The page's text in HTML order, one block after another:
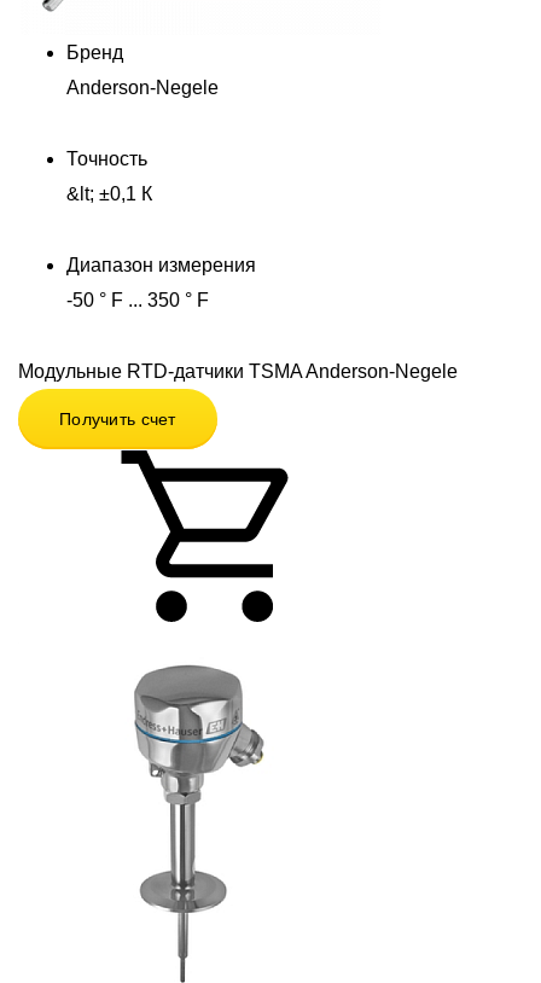
Бренд
Anderson-Negele
Точность
&lt; ±0,1 К
Диапазон измерения
-50 ° F ... 350 ° F
Модульные RTD-датчики TSMA Anderson-Negele
Получить счет